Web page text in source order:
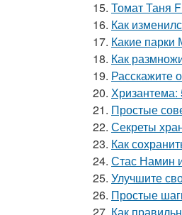
15. Томат Таня
16. Как
17. Какие парки
18. Как
19. Расскажите
20. Хризантема:
21. Простые
22. Секреты
23. Как
24. Стас Намин
25. Улучшите
26. Простые